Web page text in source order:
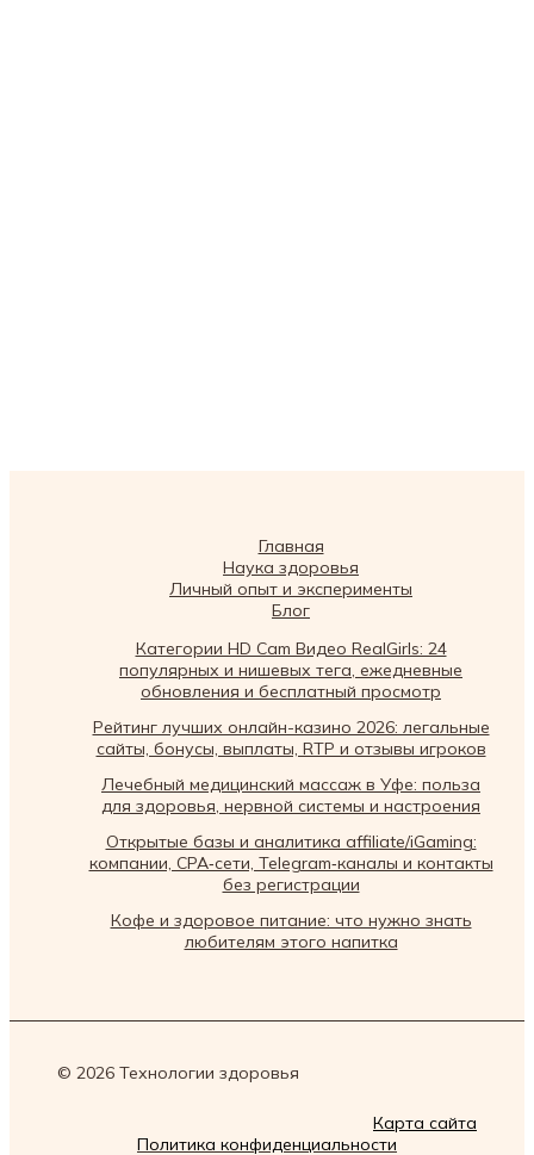
Главная
Наука здоровья
Личный опыт и эксперименты
Блог
Категории HD Cam Видео RealGirls: 24
популярных и нишевых тега, ежедневные
обновления и бесплатный просмотр
Рейтинг лучших онлайн-казино 2026: легальные
сайты, бонусы, выплаты, RTP и отзывы игроков
Лечебный медицинский массаж в Уфе: польза
для здоровья, нервной системы и настроения
Открытые базы и аналитика affiliate/iGaming:
компании, CPA‑сети, Telegram‑каналы и контакты
без регистрации
Кофе и здоровое питание: что нужно знать
любителям этого напитка
© 2026 Технологии здоровья
Карта сайта
Политика конфиденциальности